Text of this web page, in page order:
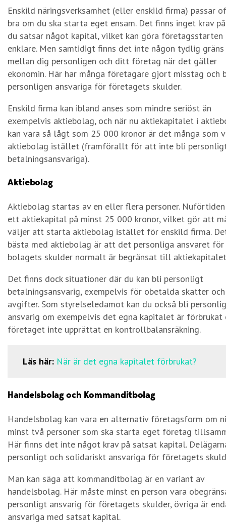
Enskild näringsverksamhet (eller enskild firma) passar
bra om du ska starta eget ensam. Det finns inget krav
du satsar något kapital, vilket kan göra
enklare. Men samtidigt finns det inte någon tydlig gräns
mellan dig personligen och ditt företag när det gäller
ekonomin. Här har många företagare gjort misstag och
personligen ansvariga för företagets skulder.
Enskild firma kan ibland anses som mindre seriöst än
exempelvis aktiebolag, och när nu aktiekapitalet i
kan vara så lågt som 25 000 kronor är det många som
aktiebolag istället (framförallt för att inte bli
betalningsansvariga).
Aktiebolag
Aktiebolag startas av en eller flera personer.
ett aktiekapital på minst 25 000 kronor, vilket gör att
väljer att starta aktiebolag istället för enskild firma.
bästa med aktiebolag är att det personliga ansvaret för
bolagets skulder normalt är begränsat till
Det finns dock situationer där du kan bli personligt
betalningsansvarig, exempelvis för obetalda skatter och
avgifter. Som styrelseledamot kan du också bli
ansvarig om exempelvis det egna kapitalet är förbrukat
företaget inte upprättat en kontrollbalansräkning.
Läs här: När är det egna kapitalet förbrukat?
Handelsbolag och Kommanditbolag
Handelsbolag kan vara en alternativ företagsform om
minst två personer som ska starta eget företag
Här finns det inte något krav på satsat kapital.
personligt och solidariskt ansvariga för företagets
Man kan säga att kommanditbolag är en variant av
handelsbolag. Här måste minst en person vara
personligt ansvarig för företagets skulder, övriga är
ansvariga med satsat kapital.